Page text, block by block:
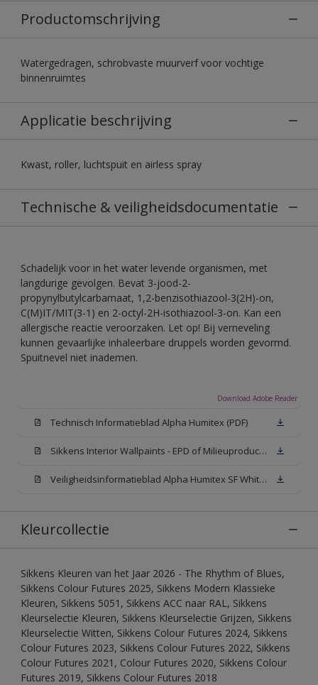
Productomschrijving
Watergedragen, schrobvaste muurverf voor vochtige
binnenruimtes
Applicatie beschrijving
Kwast, roller, luchtspuit en airless spray
Technische & veiligheidsdocumentatie
Schadelijk voor in het water levende organismen, met
langdurige gevolgen. Bevat 3-jood-2-
propynylbutylcarbamaat, 1,2-benzisothiazool-3(2H)-on,
C(M)IT/MIT(3-1) en 2-octyl-2H-isothiazool-3-on. Kan een
allergische reactie veroorzaken. Let op! Bij verneveling
kunnen gevaarlijke inhaleerbare druppels worden gevormd.
Spuitnevel niet inademen.
Download Adobe Reader
Technisch Informatieblad Alpha Humitex (PDF)
Sikkens Interior Wallpaints - EPD of Milieuproductverklaring
Veiligheidsinformatieblad Alpha Humitex SF White W05 (MSDS)
Kleurcollectie
Sikkens Kleuren van het Jaar 2026 - The Rhythm of Blues,
Sikkens Colour Futures 2025, Sikkens Modern Klassieke
Kleuren, Sikkens 5051, Sikkens ACC naar RAL, Sikkens
Kleurselectie Kleuren, Sikkens Kleurselectie Grijzen, Sikkens
Kleurselectie Witten, Sikkens Colour Futures 2024, Sikkens
Colour Futures 2023, Sikkens Colour Futures 2022, Sikkens
Colour Futures 2021, Colour Futures 2020, Sikkens Colour
Futures 2019, Sikkens Colour Futures 2018